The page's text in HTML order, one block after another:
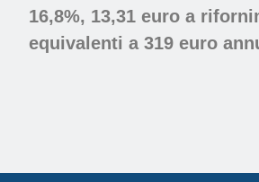
16,8%, 13,31 euro a
equivalenti a 319 euro